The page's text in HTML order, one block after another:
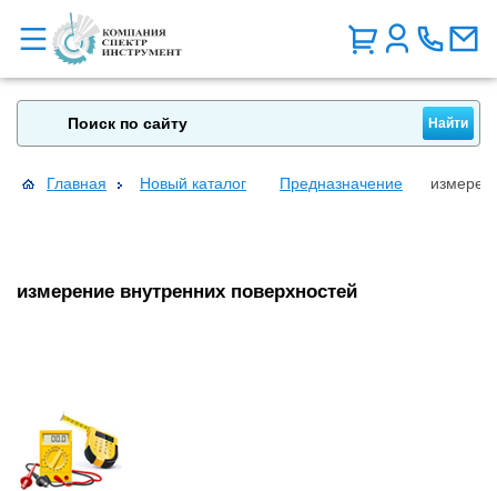
Главная Новый каталог Предназначение
измерение внутренних поверхностей